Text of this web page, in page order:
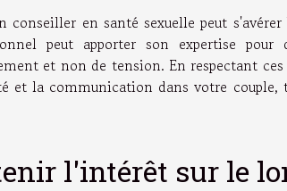
conseiller en santé sexuelle peut
peut apporter son expertise
et non de tension. En respectant
et la communication dans votre couple,
l'intérêt sur le